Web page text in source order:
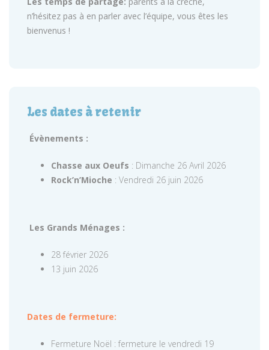
n’hésitez pas à en parler avec l’équipe, vous êtes les
bienvenus !
Les dates à retenir
Évènements :
Chasse aux Oeufs : Dimanche 26 Avril 2026
Rock’n’Mioche : Vendredi 26 juin 2026
Les Grands Ménages :
28 février 2026
13 juin 2026
Dates de fermeture:
Fermeture Noël : fermeture le vendredi 19